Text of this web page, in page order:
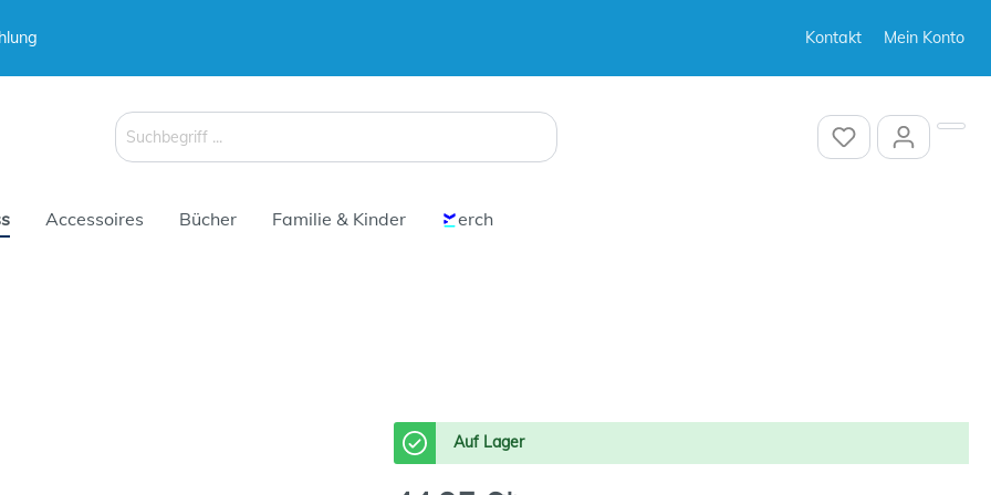
Kontakt Mein Konto
Accessoires Bücher Familie & Kinder erch
Auf Lager
Schirme